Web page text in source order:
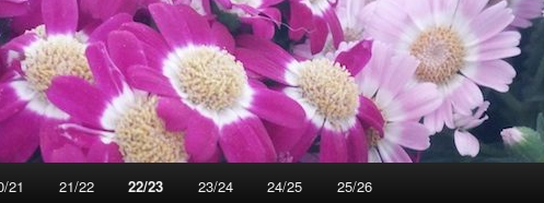
21 21/22 22/23 23/24 24/25 25/26